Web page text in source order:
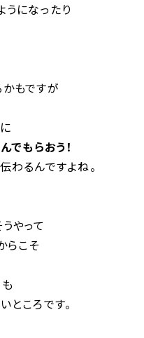
うになったり
もですが
でもらおう！
わるんですよね。
やって
らこそ
ところです。